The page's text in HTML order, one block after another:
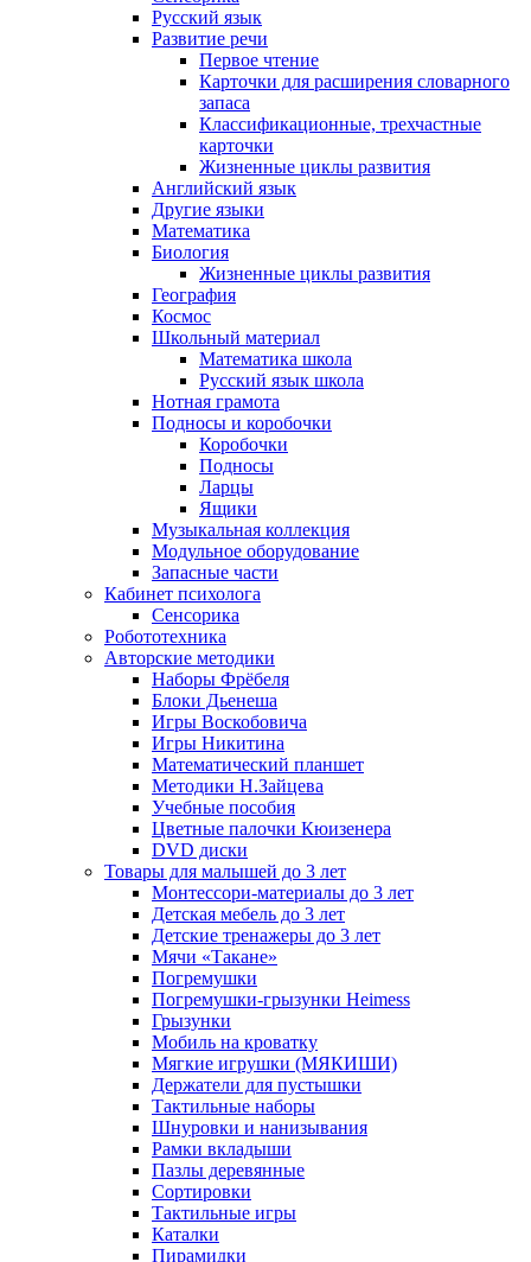
Русский язык
Развитие речи
Первое чтение
Карточки для расширения словарного
запаса
Классификационные, трехчастные
карточки
Жизненные циклы развития
Английский язык
Другие языки
Математика
Биология
Жизненные циклы развития
География
Космос
Школьный материал
Математика школа
Русский язык школа
Нотная грамота
Подносы и коробочки
Коробочки
Подносы
Ларцы
Ящики
Музыкальная коллекция
Модульное оборудование
Запасные части
Кабинет психолога
Сенсорика
Робототехника
Авторские методики
Наборы Фрёбеля
Блоки Дьенеша
Игры Воскобовича
Игры Никитина
Математический планшет
Методики Н.Зайцева
Учебные пособия
Цветные палочки Кюизенера
DVD диски
Товары для малышей до 3 лет
Монтессори-материалы до 3 лет
Детская мебель до 3 лет
Детские тренажеры до 3 лет
Мячи «Такане»
Погремушки
Погремушки-грызунки Heimess
Грызунки
Мобиль на кроватку
Мягкие игрушки (МЯКИШИ)
Держатели для пустышки
Тактильные наборы
Шнуровки и нанизывания
Рамки вкладыши
Пазлы деревянные
Сортировки
Тактильные игры
Каталки
Пирамидки